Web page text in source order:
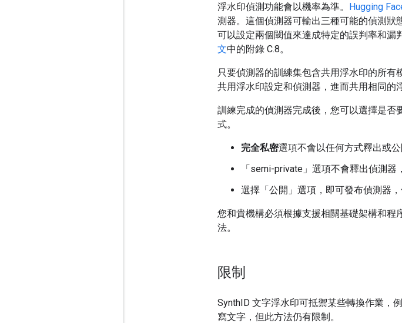
浮水印偵測功能會以機率為準。 Hugging
測器。這個偵測器可輸出三種可能的偵測狀
可以設定兩個閾值來達成特定的誤判率和漏
文中的附錄 C.8。
只要偵測器的訓練集包含共用浮水印的所
共用浮水印設定和偵測器，進而共用相同的
訓練完成的偵測器完成後，您可以選擇是否
式。
完全私密選項不會以任何方式釋出或公
「semi-private」 選項不會釋出偵測器
選擇「公開」 選項，即可發布偵測器，
您和貴機構必須根據支援相關基礎架構和程
法。
限制
SynthID 文字浮水印可抵禦某些轉換作業，
寫文字，但此方法仍有限制。